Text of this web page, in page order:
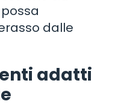
dalle
adatti